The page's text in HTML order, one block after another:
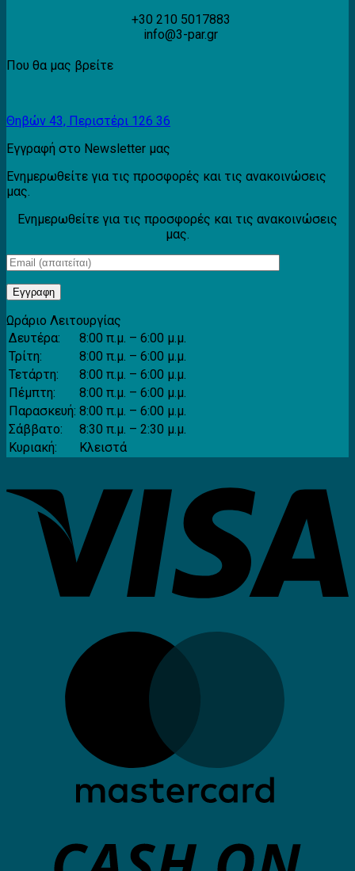
+30 210 5017883
info@3-par.gr
Που θα μας βρείτε
Θηβών 43, Περιστέρι 126 36
Εγγραφή στο Newsletter μας
Ενημερωθείτε για τις προσφορές και τις ανακοινώσεις
μας.
Ενημερωθείτε για τις προσφορές και τις ανακοινώσεις
μας.
Ωράριο Λειτουργίας
Δευτέρα:
8:00 π.μ. – 6:00 μ.μ.
Τρίτη:
8:00 π.μ. – 6:00 μ.μ.
Τετάρτη:
8:00 π.μ. – 6:00 μ.μ.
Πέμπτη:
8:00 π.μ. – 6:00 μ.μ.
Παρασκευή: 8:00 π.μ. – 6:00 μ.μ.
Σάββατο:
8:30 π.μ. – 2:30 μ.μ.
Κυριακή:
Κλειστά